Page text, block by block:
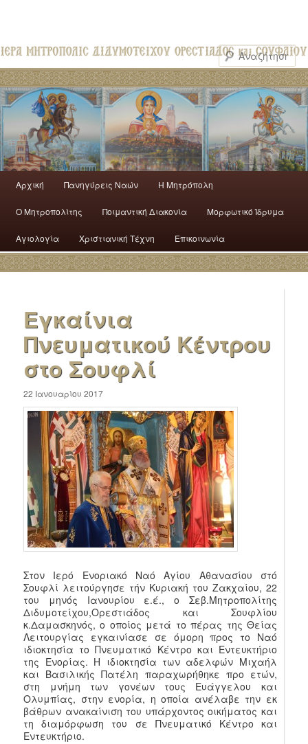
Αρχική Πανηγύρεις Ναών H Mητρόπολη
Ο Mητροπολίτης Ποιμαντική Διακονία Μορφωτικό Ίδρυμα
Αγιολογία Χριστιανική Τέχνη Επικοινωνία
Εγκαίνια
Πνευματικού Κέντρου
στο Σουφλί
22 Ιανουαρίου 2017
Στον Ιερό Ενοριακό Ναό Αγίου Αθανασίου στό
Σουφλί λειτούργησε τήν Κυριακή του Ζακχαίου, 22
του μηνός Ιανουρίου ε.έ., ο Σεβ.Μητροπολίτης
Διδυμοτείχου,Ορεστιάδος και Σουφλίου
κ.Δαμασκηνός, ο οποίος μετά το πέρας της Θείας
Λειτουργίας εγκαινίασε σε όμορη προς το Ναό
ιδιοκτησία το Πνευματικό Κέντρο και Εντευκτήριο
της Ενορίας. Η ιδιοκτησία των αδελφών Μιχαήλ
και Βασιλικής Πατέλη παραχωρήθηκε προ ετών,
στη μνήμη των γονέων τους Ευάγγελου και
Ολυμπίας, στην ενορία, η οποία ανέλαβε την εκ
βάθρων ανακαίνιση του υπάρχοντος οικήματος και
τη διαμόρφωση του σε Πνευματικό Κέντρο και
Εντευκτήριο.